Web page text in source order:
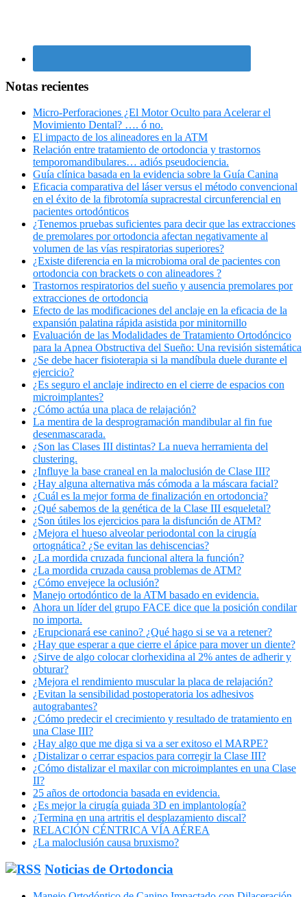
Notas recientes
Micro-Perforaciones ¿El Motor Oculto para Acelerar el
Movimiento Dental? …. ó no.
El impacto de los alineadores en la ATM
Relación entre tratamiento de ortodoncia y trastornos
temporomandibulares… adiós pseudociencia.
Guía clínica basada en la evidencia sobre la Guía Canina
Eficacia comparativa del láser versus el método convencional
en el éxito de la fibrotomía supracrestal circunferencial en
pacientes ortodónticos
¿Tenemos pruebas suficientes para decir que las extracciones
de premolares por ortodoncia afectan negativamente al
volumen de las vías respiratorias superiores?
¿Existe diferencia en la microbioma oral de pacientes con
ortodoncia con brackets o con alineadores ?
Trastornos respiratorios del sueño y ausencia premolares por
extracciones de ortodoncia
Efecto de las modificaciones del anclaje en la eficacia de la
expansión palatina rápida asistida por minitornillo
Evaluación de las Modalidades de Tratamiento Ortodóncico
para la Apnea Obstructiva del Sueño: Una revisión sistemática
¿Se debe hacer fisioterapia si la mandíbula duele durante el
ejercicio?
¿Es seguro el anclaje indirecto en el cierre de espacios con
microimplantes?
¿Cómo actúa una placa de relajación?
La mentira de la desprogramación mandibular al fin fue
desenmascarada.
¿Son las Clases III distintas? La nueva herramienta del
clustering.
¿Influye la base craneal en la maloclusión de Clase III?
¿Hay alguna alternativa más cómoda a la máscara facial?
¿Cuál es la mejor forma de finalización en ortodoncia?
¿Qué sabemos de la genética de la Clase III esqueletal?
¿Son útiles los ejercicios para la disfunción de ATM?
¿Mejora el hueso alveolar periodontal con la cirugía
ortognática? ¿Se evitan las dehiscencias?
¿La mordida cruzada funcional altera la función?
¿La mordida cruzada causa problemas de ATM?
¿Cómo envejece la oclusión?
Manejo ortodóntico de la ATM basado en evidencia.
Ahora un líder del grupo FACE dice que la posición condilar
no importa.
¿Erupcionará ese canino? ¿Qué hago si se va a retener?
¿Hay que esperar a que cierre el ápice para mover un diente?
¿Sirve de algo colocar clorhexidina al 2% antes de adherir y
obturar?
¿Mejora el rendimiento muscular la placa de relajación?
¿Evitan la sensibilidad postoperatoria los adhesivos
autograbantes?
¿Cómo predecir el crecimiento y resultado de tratamiento en
una Clase III?
¿Hay algo que me diga si va a ser exitoso el MARPE?
¿Distalizar o cerrar espacios para corregir la Clase III?
¿Cómo distalizar el maxilar con microimplantes en una Clase
II?
25 años de ortodoncia basada en evidencia.
¿Es mejor la cirugía guiada 3D en implantología?
¿Termina en una artritis el desplazamiento discal?
RELACIÓN CÉNTRICA VÍA AÉREA
¿La maloclusión causa bruxismo?
Noticias de Ortodoncia